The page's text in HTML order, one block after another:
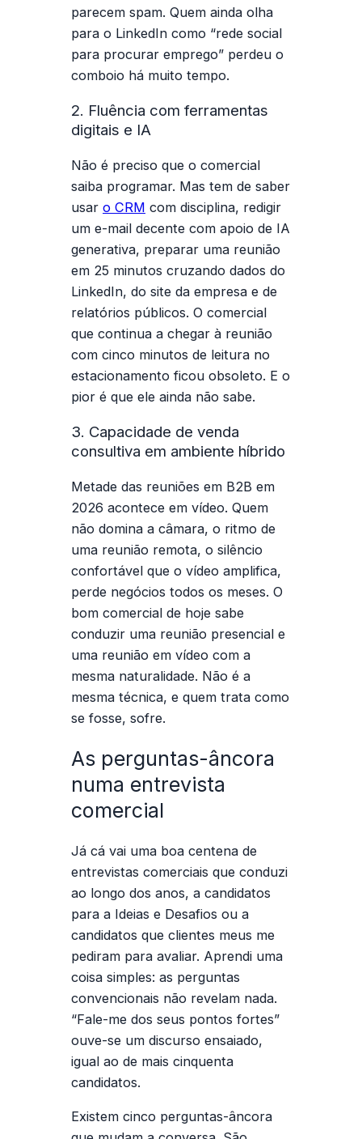
parecem spam. Quem ainda olha
para o LinkedIn como “rede social
para procurar emprego” perdeu o
comboio há muito tempo.
2. Fluência com ferramentas
digitais e IA
Não é preciso que o comercial
saiba programar. Mas tem de saber
usar o CRM com disciplina, redigir
um e-mail decente com apoio de IA
generativa, preparar uma reunião
em 25 minutos cruzando dados do
LinkedIn, do site da empresa e de
relatórios públicos. O comercial
que continua a chegar à reunião
com cinco minutos de leitura no
estacionamento ficou obsoleto. E o
pior é que ele ainda não sabe.
3. Capacidade de venda
consultiva em ambiente híbrido
Metade das reuniões em B2B em
2026 acontece em vídeo. Quem
não domina a câmara, o ritmo de
uma reunião remota, o silêncio
confortável que o vídeo amplifica,
perde negócios todos os meses. O
bom comercial de hoje sabe
conduzir uma reunião presencial e
uma reunião em vídeo com a
mesma naturalidade. Não é a
mesma técnica, e quem trata como
se fosse, sofre.
As perguntas-âncora
numa entrevista
comercial
Já cá vai uma boa centena de
entrevistas comerciais que conduzi
ao longo dos anos, a candidatos
para a Ideias e Desafios ou a
candidatos que clientes meus me
pediram para avaliar. Aprendi uma
coisa simples: as perguntas
convencionais não revelam nada.
“Fale-me dos seus pontos fortes”
ouve-se um discurso ensaiado,
igual ao de mais cinquenta
candidatos.
Existem cinco perguntas-âncora